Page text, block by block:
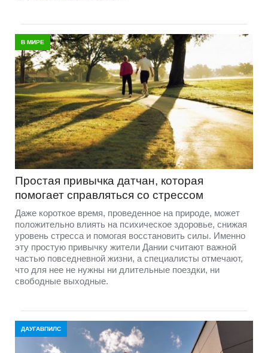
В МИРЕ
Простая привычка датчан, которая
помогает справляться со стрессом
Даже короткое время, проведенное на природе, может
положительно влиять на психическое здоровье, снижая
уровень стресса и помогая восстановить силы. Именно
эту простую привычку жители Дании считают важной
частью повседневной жизни, а специалисты отмечают,
что для нее не нужны ни длительные поездки, ни
свободные выходные.
ДАУГАВПИЛС